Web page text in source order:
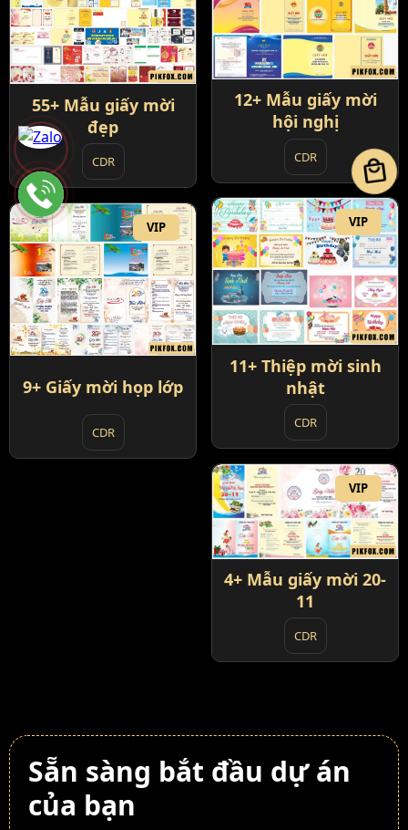
55+ Mẫu giấy mời
đẹp
CDR
12+ Mẫu giấy mời
hội nghị
CDR
VIP
11+ Thiệp mời sinh
nhật
CDR
VIP
9+ Giấy mời họp lớp
CDR
VIP
4+ Mẫu giấy mời 20-
11
CDR
Sẵn sàng bắt đầu dự án
của bạn
local_mall